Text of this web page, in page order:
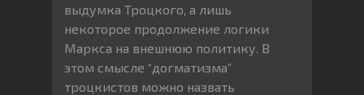
выдумка Троцкого, а лишь
некоторое продолжение логики
Маркса на внешнюю политику. В
этом смысле “догматизма”
троцкистов можно назвать